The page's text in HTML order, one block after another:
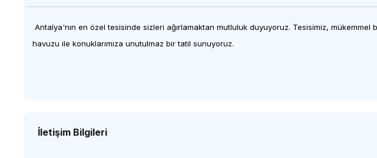
Antalya'nın en özel tesisinde sizleri ağırlamaktan mutluluk duyuyoruz. Tesisimiz,
havuzu ile konuklarımıza unutulmaz bir tatil sunuyoruz.
İletişim Bilgileri